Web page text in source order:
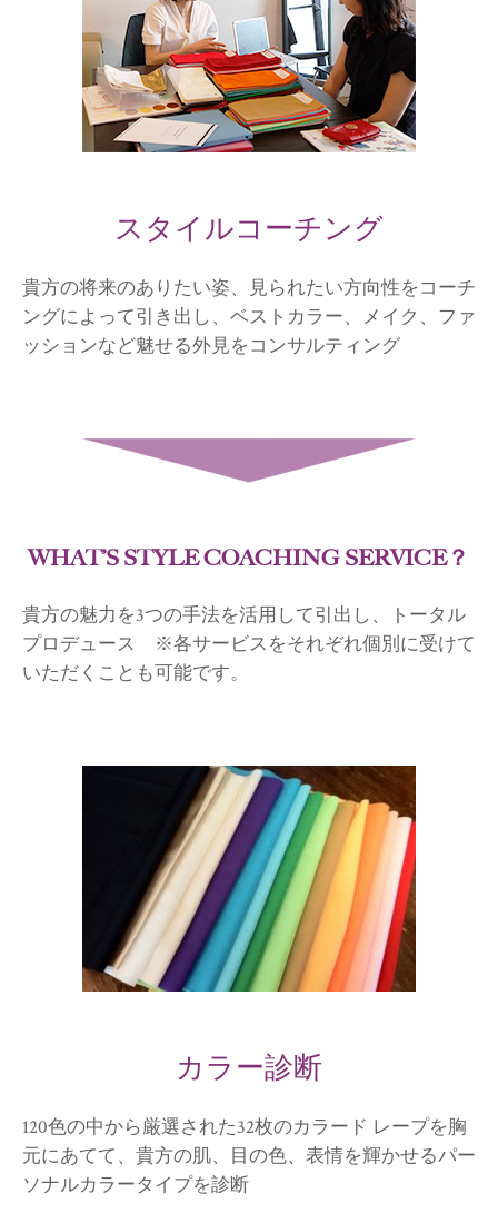
スタイルコーチング
貴方の将来のありたい姿、見られたい方向性をコーチ
ングによって引き出し、ベストカラー、メイク、ファ
ッションなど魅せる外見をコンサルティング
WHAT’S STYLE COACHING SERVICE？
貴方の魅力を3つの手法を活用して引出し、トータル
プロデュース ※各サービスをそれぞれ個別に受けて
いただくことも可能です。
カラー診断
120色の中から厳選された32枚のカラード レープを胸
元にあてて、貴方の肌、目の色、表情を輝かせるパー
ソナルカラータイプを診断